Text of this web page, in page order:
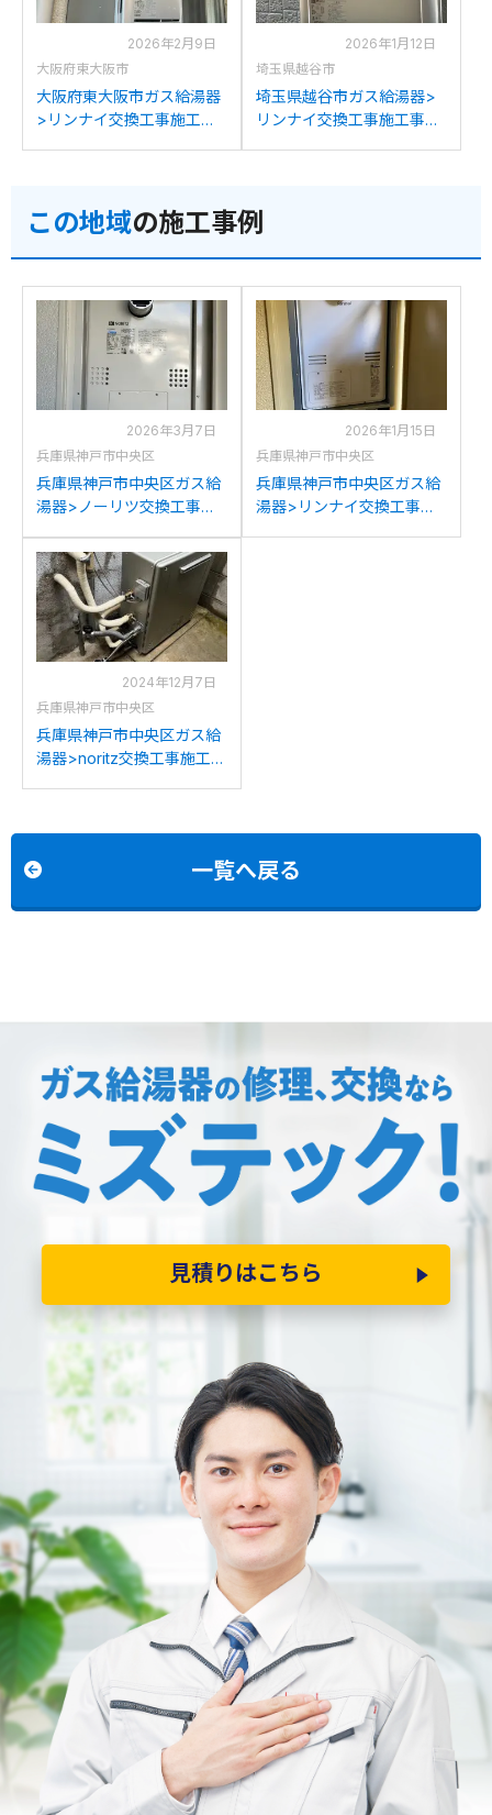
2026年2月9日
大阪府東大阪市
大阪府東大阪市ガス給湯器
>リンナイ交換工事施工事
換
2026年1月12日
埼玉県越谷市
埼玉県越谷市ガス給湯器>
リンナイ交換工事施工事
換
この地域の施工事例
2026年3月7日
兵庫県神戸市中央区
兵庫県神戸市中央区ガス給
湯器>ノーリツ交換工事施
2434SAWX6H-Tからノー
リツGTH-2454SAW3H-
TBLへの交換
2026年1月15日
兵庫県神戸市中央区
兵庫県神戸市中央区ガス給
湯器>リンナイ交換工事施
2024年12月7日
兵庫県神戸市中央区
兵庫県神戸市中央区ガス給
湯器>noritz交換工事施工事
一覧へ戻る
見積りはこちら